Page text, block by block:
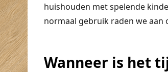
huishouden met spelende
normaal gebruik raden we aan
Wanneer is het